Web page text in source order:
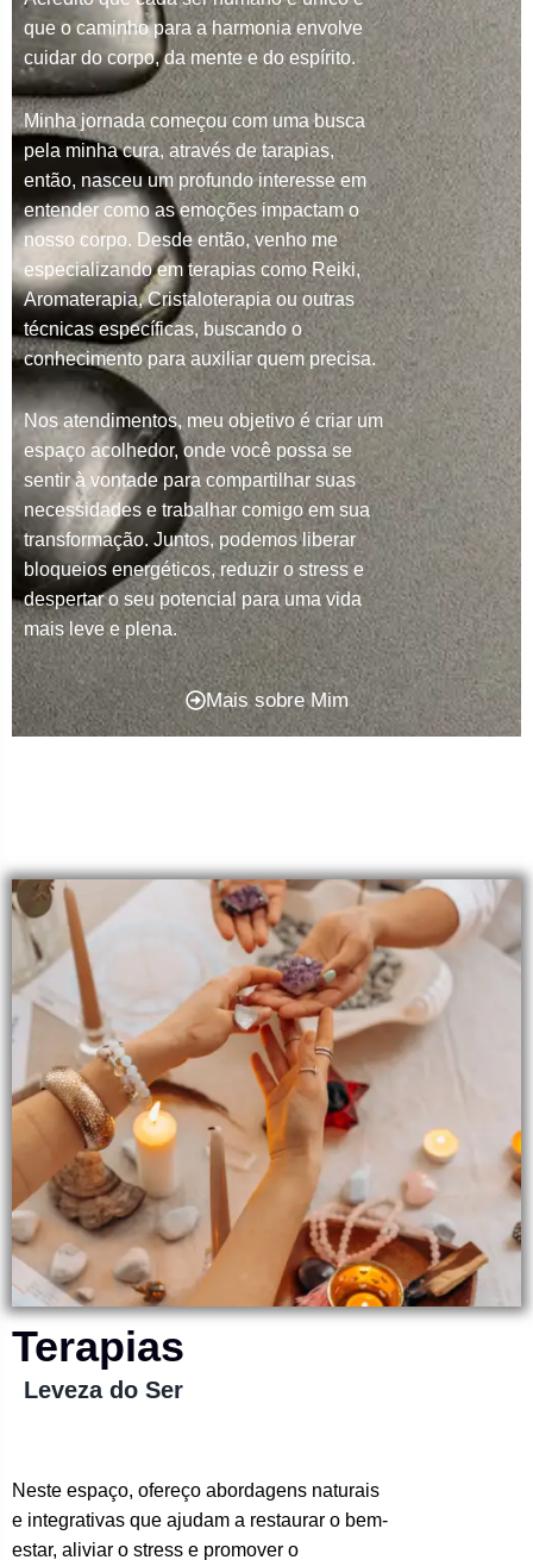
que o caminho para a harmonia envolve
cuidar do corpo, da mente e do espírito.
Minha jornada começou com uma busca
pela minha cura, através de tarapias,
então, nasceu um profundo interesse em
entender como as emoções impactam o
nosso corpo. Desde então, venho me
especializando em terapias como Reiki,
Aromaterapia, Cristaloterapia ou outras
técnicas específicas, buscando o
conhecimento para auxiliar quem precisa.
Nos atendimentos, meu objetivo é criar um
espaço acolhedor, onde você possa se
sentir à vontade para compartilhar suas
necessidades e trabalhar comigo em sua
transformação. Juntos, podemos liberar
bloqueios energéticos, reduzir o stress e
despertar o seu potencial para uma vida
mais leve e plena.
Mais sobre Mim
Terapias
Leveza do Ser
Neste espaço, ofereço abordagens naturais
e integrativas que ajudam a restaurar o bem-
estar, aliviar o stress e promover o